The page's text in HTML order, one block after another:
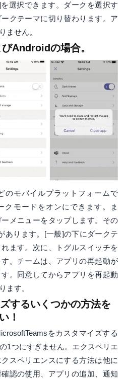
選択できます。ダークを選択す
クテーマに切り替わります。ア
ません。
Androidの場合。
のモバイルプラットフォームで
クモードをオンにできます。ま
メニューをタップします。その
あります。[一般]の下にダークテ
ます。次に、トグルスイッチを
。チームは、アプリの再起動が
。同意してからアプリを再起動
ます。
するいくつかの方法を
！
をカスタマイズする
1つにすぎません。エクスペリエ
スペリエンスにする方法は他に
認の使用、アプリの追加、通知